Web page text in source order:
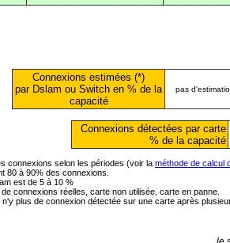
Connexions estimées (*)
par Dslam ou Switch en % de la
capacité
pas
Connexions détectées par carte
% de la capacité
connexions selon les périodes (voir la méthode de calcul
80 à 90% des connexions.
est de 5 à 10 %
connexions réelles, carte non utilisée, carte en panne.
plus de connexion détectée sur une carte après